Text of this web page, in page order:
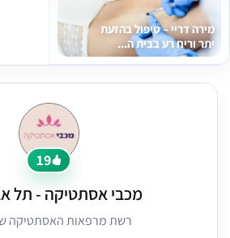
מירה דריי – טיפול בהזעת
יתר וריח רע בבית ה...
19
מכבי אסתטיקה - תל
רשת מרפאות האסתטיקה